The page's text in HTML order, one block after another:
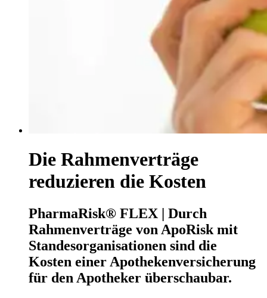
Die Rahmenverträge
reduzieren die Kosten
PharmaRisk® FLEX | Durch
Rahmenverträge von ApoRisk mit
Standesorganisationen sind die
Kosten einer Apothekenversicherung
für den Apotheker überschaubar.